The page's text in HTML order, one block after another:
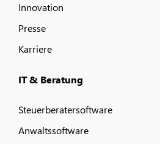
Innovation
Presse
Karriere
IT & Beratung
Steuerberatersoftware
Anwaltssoftware